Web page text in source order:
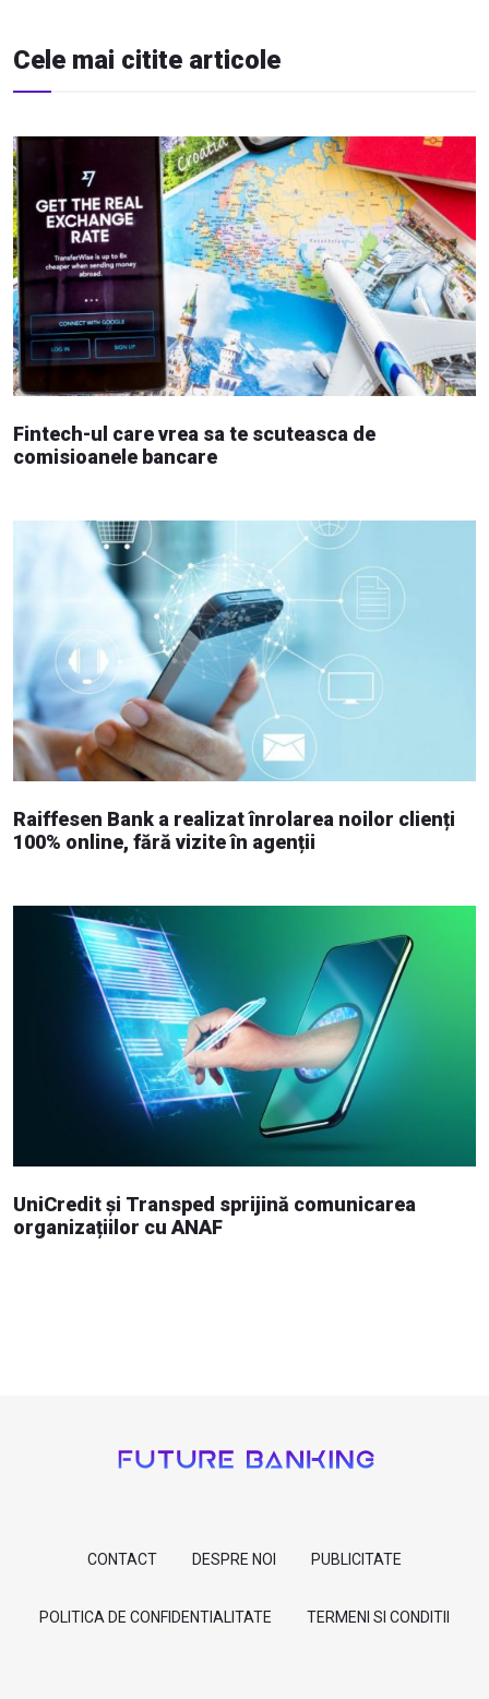
Cele mai citite articole
Fintech-ul care vrea sa te scuteasca de
comisioanele bancare
Raiffesen Bank a realizat înrolarea noilor clienți
100% online, fără vizite în agenții
UniCredit și Transped sprijină comunicarea
organizațiilor cu ANAF
CONTACT DESPRE NOI PUBLICITATE
POLITICA DE CONFIDENTIALITATE TERMENI SI CONDITII